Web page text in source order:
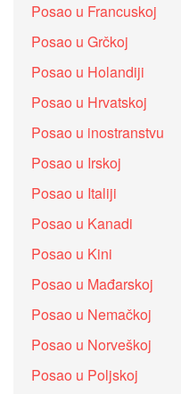
Posao u Francuskoj
Posao u Grčkoj
Posao u Holandiji
Posao u Hrvatskoj
Posao u inostranstvu
Posao u Irskoj
Posao u Italiji
Posao u Kanadi
Posao u Kini
Posao u Mađarskoj
Posao u Nemačkoj
Posao u Norveškoj
Posao u Poljskoj